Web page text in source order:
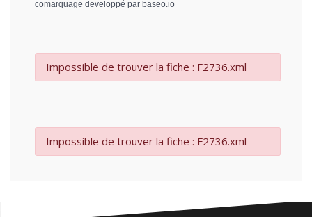
comarquage developpé par baseo.io
Impossible de trouver la fiche : F2736.xml
Impossible de trouver la fiche : F2736.xml